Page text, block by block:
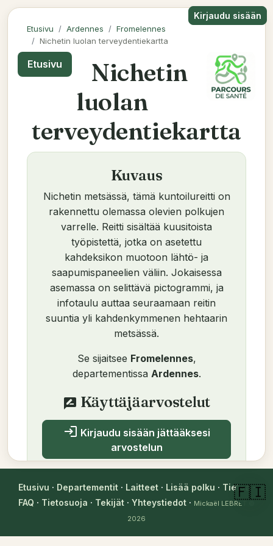
Kirjaudu sisään
Etusivu Ardennes
Fromelennes
Nichetin luolan terveydentiekartta
Etusivu
Nichetin
luolan
terveydentiekartta
Kuvaus
Nichetin metsässä, tämä kuntoilureitti on
rakennettu olemassa olevien polkujen
varrelle. Reitti sisältää kuusitoista
työpistettä, jotka on asetettu
kahdeksikon muotoon lähtö- ja
saapumispaneelien väliin. Jokaisessa
asemassa on selittävä pictogrammi, ja
infotaulu auttaa seuraamaan reitin
suuntia yli kahdenkymmenen hehtaarin
metsässä.
Se sijaitsee Fromelennes,
departementissa Ardennes.
rate_review Käyttäjäarvostelut
login Kirjaudu sisään jättääksesi
arvostelun
Etusivu · Departementit· Laitteet· Lisää polku · Tietoa·
FAQ · Tietosuoja · Tekijät · Yhteystiedot · Mickaël LEBRET
2026
🇫🇮